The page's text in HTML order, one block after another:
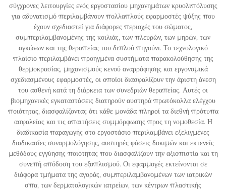
σύγχρονες λειτουργίες ενός εργοστασίου μηχανημάτων κρυολιπόλυσης
για αδυνατισμό περιλαμβάνουν πολλαπλούς εφαρμοστές ψύξης που
έχουν σχεδιαστεί για διάφορες περιοχές του σώματος,
συμπεριλαμβανομένης της κοιλιάς, των πλευρών, των μηρών, των
αγκώνων και της θεραπείας του διπλού πηγούνι. Το τεχνολογικό
πλαίσιο περιλαμβάνει προηγμένα συστήματα παρακολούθησης της
θερμοκρασίας, μηχανισμούς κενού αναρρόφησης και εργονομικά
σχεδιασμένους εφαρμοστές, οι οποίοι διασφαλίζουν την άριστη άνεση
του ασθενή κατά τη διάρκεια των συνεδριών θεραπείας. Αυτές οι
βιομηχανικές εγκαταστάσεις διατηρούν αυστηρά πρωτόκολλα ελέγχου
ποιότητας, διασφαλίζοντας ότι κάθε μονάδα πληροί τα διεθνή πρότυπα
ασφαλείας και τις απαιτήσεις συμμόρφωσης προς τη νομοθεσία. Η
διαδικασία παραγωγής στο εργοστάσιο περιλαμβάνει εξελιγμένες
διαδικασίες συναρμολόγησης, αυστηρές φάσεις δοκιμών και εκτενείς
μεθόδους εγγύησης ποιότητας που διασφαλίζουν την αξιοπιστία και τη
συνεπή απόδοση του εξοπλισμού. Οι εφαρμογές εκτείνονται σε
διάφορα τμήματα της αγοράς, συμπεριλαμβανομένων των ιατρικών
σπα, των δερματολογικών ιατρείων, των κέντρων πλαστικής